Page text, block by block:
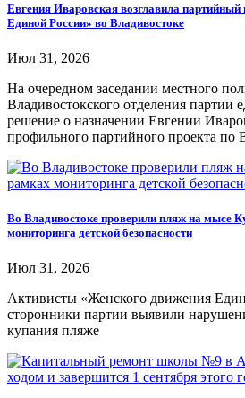
Евгения Иваровская возглавила
Единой России» во Владивостоке
Июл 31, 2026
На очередном заседании местного
Владивостокского отделения партии
решение о назначении Евгении
профильного партийного проекта по
Во Владивостоке проверили пляж на мысе
мониторинга детской безопасности
Июл 31, 2026
Активисты «Женского движения
сторонники партии выявили
купания пляже